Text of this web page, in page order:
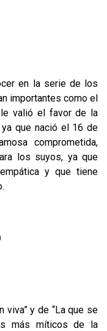
en la serie de los
importantes como el
le valió el favor de la
que nació el 16 de
comprometida,
los suyos, ya que
y que tiene
viva” y de “La que se
más míticos de la